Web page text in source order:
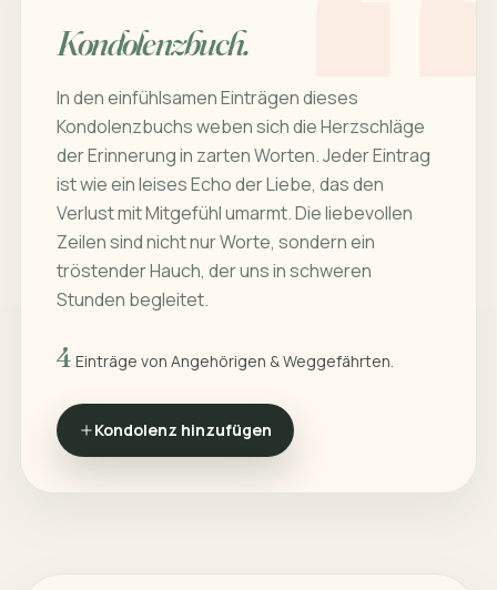
Kondolenzbuch.
In den einfühlsamen Einträgen dieses
Kondolenzbuchs weben sich die Herzschläge
der Erinnerung in zarten Worten. Jeder Eintrag
ist wie ein leises Echo der Liebe, das den
Verlust mit Mitgefühl umarmt. Die liebevollen
Zeilen sind nicht nur Worte, sondern ein
tröstender Hauch, der uns in schweren
Stunden begleitet.
4 Einträge von Angehörigen & Weggefährten.
Kondolenz hinzufügen